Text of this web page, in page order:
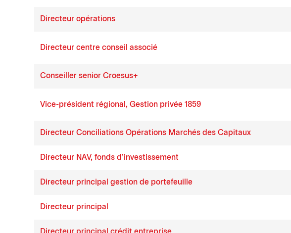
Directeur opérations
Directeur centre conseil associé
Conseiller senior Croesus+
Vice-président régional, Gestion privée 1859
Directeur Conciliations Opérations Marchés des Capitaux
Directeur NAV, fonds d’investissement
Directeur principal gestion de portefeuille
Directeur principal